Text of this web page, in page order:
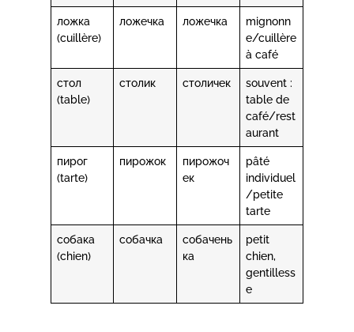
ложка
(cuillère)
ложечка ложечка
mignonn
e/cuillère
à café
стол
(table)
столик столичек
souvent :
table de
café/rest
aurant
пирог
(tarte)
пирожок
пирожоч
ек
pâté
individuel
/petite
tarte
собака
(chien)
собачка
собачень
ка
petit
chien,
gentilless
e